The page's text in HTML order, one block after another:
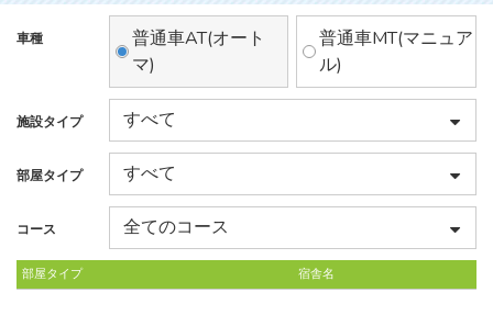
車種
普通車AT(オート
マ)
普通車MT(マニュア
ル)
施設タイプ
部屋タイプ
コース
部屋タイプ 宿舎名